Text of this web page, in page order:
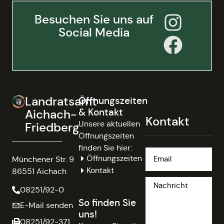
Besuchen Sie uns auf
Social Media
Landratsamt
Aichach-
Friedberg
Münchener Str. 9
86551 Aichach
08251/92-0
E-Mail senden
08251/92-371
Öffnungszeiten
& Kontakt
Unsere aktuellen
Öffnungszeiten
finden Sie hier:
Öffnungszeiten
Kontakt
So finden Sie
uns!
Kontakt